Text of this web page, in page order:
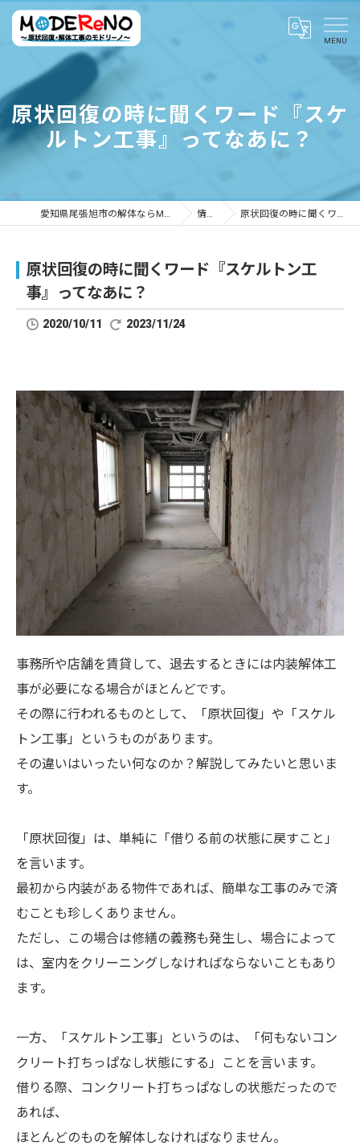
原状回復の時に聞くワード『スケ
ルトン工事』ってなあに？
愛知県尾張旭市の解体ならMODEReNO ～原状回復・解体工事のモドリーノ～ 情報ブログ 原状回復の時に聞くワード『スケルトン工事』ってなあに？
原状回復の時に聞くワード『スケルトン工
事』ってなあに？
2020/10/11 2023/11/24
事務所や店舗を賃貸して、退去するときには内装解体工
事が必要になる場合がほとんどです。
その際に行われるものとして、「原状回復」や「スケル
トン工事」というものがあります。
その違いはいったい何なのか？解説してみたいと思いま
す。
「原状回復」は、単純に「借りる前の状態に戻すこと」
を言います。
最初から内装がある物件であれば、簡単な工事のみで済
むことも珍しくありません。
ただし、この場合は修繕の義務も発生し、場合によって
は、室内をクリーニングしなければならないこともあり
ます。
一方、「スケルトン工事」というのは、「何もないコン
クリート打ちっぱなし状態にする」ことを言います。
借りる際、コンクリート打ちっぱなしの状態だったので
あれば、
ほとんどのものを解体しなければなりません。